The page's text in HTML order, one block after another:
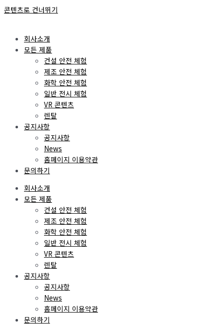
콘텐츠로 건너뛰기
회사소개
모든 제품
건설 안전 체험
제조 안전 체험
화학 안전 체험
일반 전시 체험
VR 콘텐츠
렌탈
공지사항
공지사항
News
홈페이지 이용약관
문의하기
회사소개
모든 제품
건설 안전 체험
제조 안전 체험
화학 안전 체험
일반 전시 체험
VR 콘텐츠
렌탈
공지사항
공지사항
News
홈페이지 이용약관
문의하기